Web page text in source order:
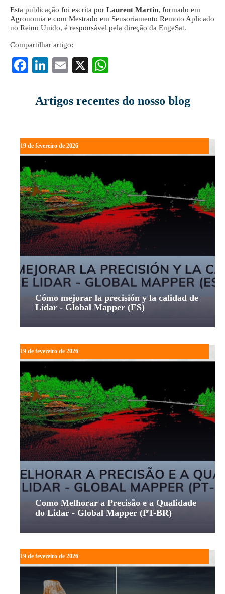
Esta publicação foi escrita por Laurent Martin, formado em
Agronomia e com Mestrado em Sensoriamento Remoto Aplicado
no Reino Unido, é responsável pela direção da EngeSat.
Compartilhar artigo:
Fa
bo
Li
ed
E
ail
X
ts
Artigos recentes do nosso blog
19 de fevereiro de 2026
Cómo mejorar la precisión y la calidad de
Lidar - Global Mapper (ES)
19 de fevereiro de 2026
Como Melhorar a Precisão e a Qualidade
do Lidar - Global Mapper (PT-BR)
19 de fevereiro de 2026